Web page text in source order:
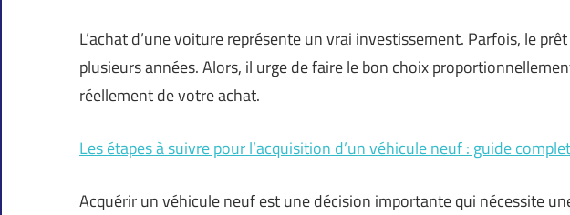
L’achat d’une voiture représente un vrai investissement. Parfois, le
plusieurs années. Alors, il urge de faire le bon choix
réellement de votre achat.
Les étapes à suivre pour l’acquisition d’un véhicule neuf : guide complet
Acquérir un véhicule neuf est une décision importante qui nécessite